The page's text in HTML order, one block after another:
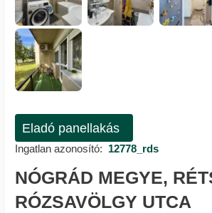
Eladó panellakás
Ingatlan azonosító: 12778_rds
NÓGRÁD MEGYE,
RÓZSAVÖLGY UTCA